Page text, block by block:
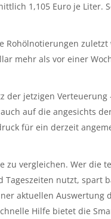
1,105 Euro je Liter.
Rohölnotierungen
mehr als vor einer
jetzigen Verteuerung
auf die angesichts
für ein derzeit
zu vergleichen. Wer die
nutzt, spart
aktuellen Auswertung
Hilfe bietet die